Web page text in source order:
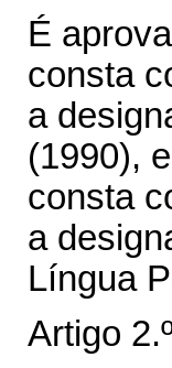
É
consta
a
(1990),
consta
a
Língua
Artigo